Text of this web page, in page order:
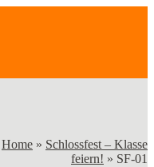
Home » Schlossfest – Klasse
feiern! » SF-01